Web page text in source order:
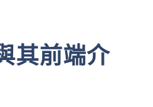
其前端介